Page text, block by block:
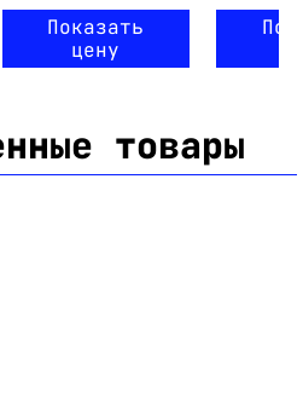
Показать
цену
товары